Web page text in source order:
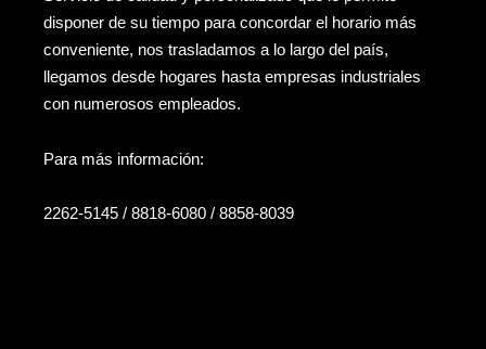
disponer de su tiempo para concordar el horario más
conveniente, nos trasladamos a lo largo del país,
llegamos desde hogares hasta empresas industriales
con numerosos empleados.
Para más información:
2262-5145 / 8818-6080 / 8858-8039